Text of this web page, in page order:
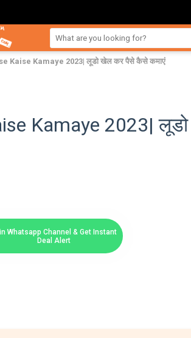
Kaise Kamaye 2023| लूडो खेल कर पैसे कैसे कमाएं
Kamaye 2023|
Whatsapp Channel & Get Instant
Deal Alert